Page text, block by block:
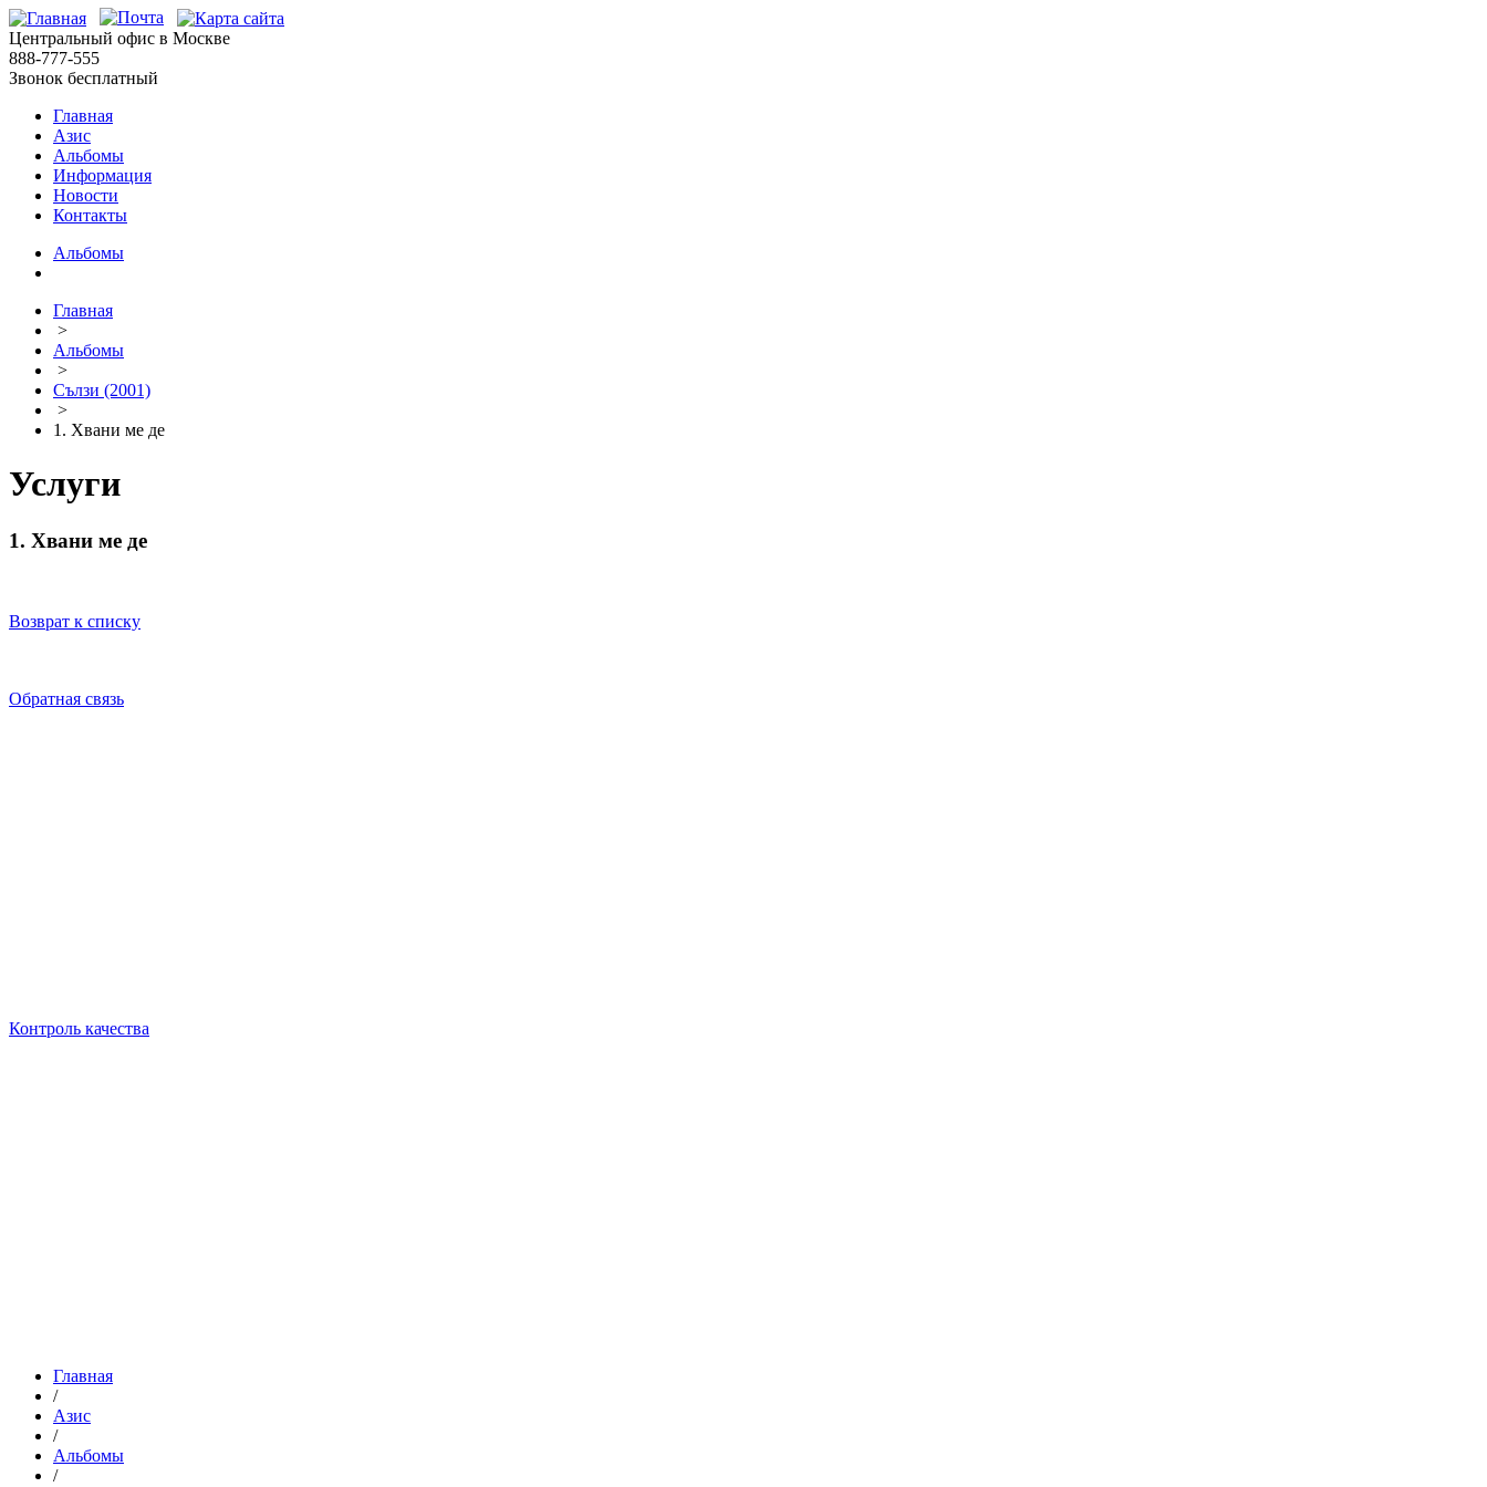
Центральный офис в Москве
888-777-555
Звонок бесплатный
Главная
Азис
Альбомы
Информация
Новости
Контакты
Альбомы
Главная
>
Альбомы
>
Сълзи (2001)
>
1. Хвани ме де
Услуги
1. Хвани ме де
Возврат к списку
Обратная связь
Контроль качества
Главная
/
Азис
/
Альбомы
/